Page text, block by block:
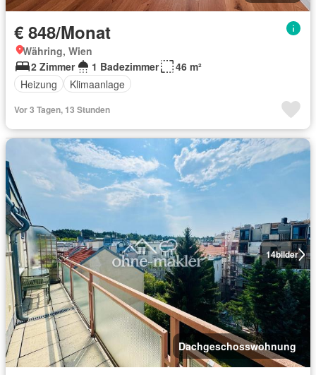
€ 848/Monat
Währing, Wien
2 Zimmer
1 Badezimmer
46 m²
Heizung
Klimaanlage
Vor 3 Tagen, 13 Stunden
14bilder
Dachgeschosswohnung